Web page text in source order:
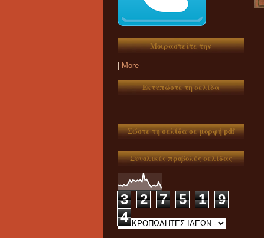
Μοιραστείτε την
More
Εκτυπώστε τη σελίδα
Σώστε τη σελίδα σε μορφή pdf
Συνολικές προβολές σελίδας
3 2 7 5 1
9
4